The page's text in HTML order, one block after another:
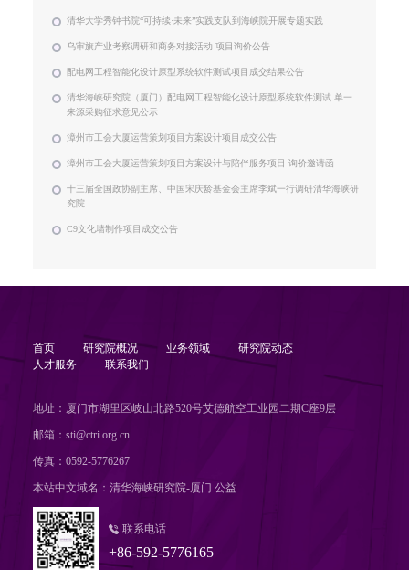
清华大学秀钟书院“可持续·未来”实践支队到海峡院开展专题实践
乌审旗产业考察调研和商务对接活动 项目询价公告
配电网工程智能化设计原型系统软件测试项目成交结果公告
清华海峡研究院（厦门）配电网工程智能化设计原型系统软件测试 单一
来源采购征求意见公示
漳州市工会大厦运营策划项目方案设计项目成交公告
漳州市工会大厦运营策划项目方案设计与陪伴服务项目 询价邀请函
十三届全国政协副主席、中国宋庆龄基金会主席李斌一行调研清华海峡研
究院
C9文化墙制作项目成交公告
首页 研究院概况 业务领域
研究院动态
人才服务
联系我们
地址：厦门市湖里区岐山北路520号艾德航空工业园二期C座9层
邮箱：sti@ctri.org.cn
传真：0592-5776267
本站中文域名：清华海峡研究院-厦门.公益
联系电话
+86-592-5776165